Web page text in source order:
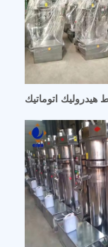
هيدروليك اتوماتيك